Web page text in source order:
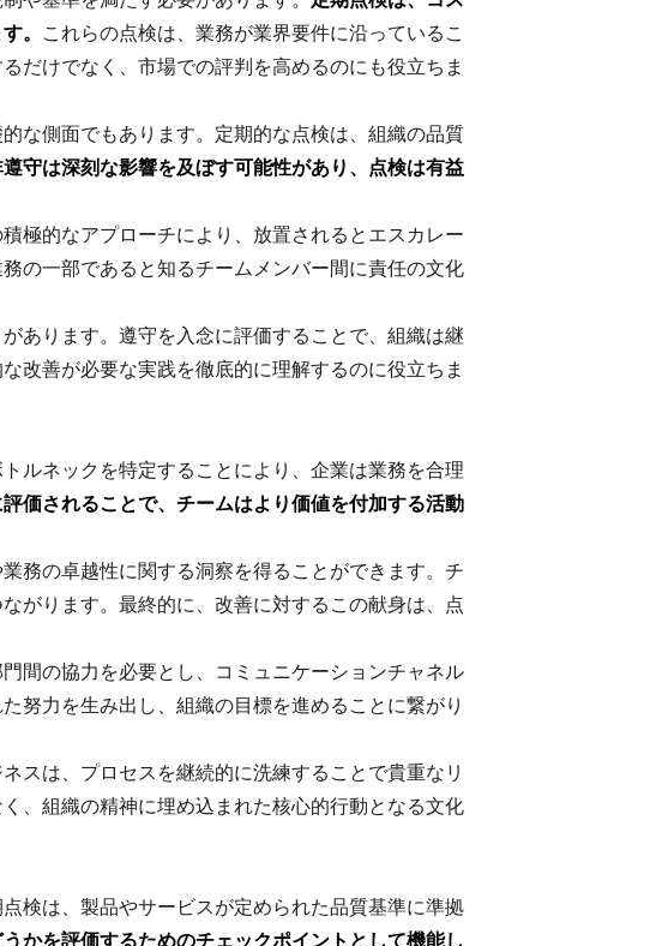
。 これらの点検は、業務が業界要件に沿っているこ
だけでなく、市場での評判を高めるのにも役立ちま
な側面でもあります。定期的な点検は、組織の品質
守は深刻な影響を及ぼす可能性があり、点検は有益
極的なアプローチにより、放置されるとエスカレー
の一部であると知るチームメンバー間に責任の文化
あります。遵守を入念に評価することで、組織は継
改善が必要な実践を徹底的に理解するのに役立ちま
ルネックを特定することにより、企業は業務を合理
価されることで、チームはより価値を付加する活動
務の卓越性に関する洞察を得ることができます。チ
がります。最終的に、改善に対するこの献身は、点
間の協力を必要とし、コミュニケーションチャネル
努力を生み出し、組織の目標を進めることに繋がり
スは、プロセスを継続的に洗練することで貴重なリ
、組織の精神に埋め込まれた核心的行動となる文化
検は、製品やサービスが定められた品質基準に準拠
かを評価するためのチェックポイントとして機能し